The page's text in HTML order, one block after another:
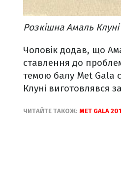
Розкішна Амаль
Чоловік додав, що
ставлення до
темою балу Met Gala
Клуні виготовлявся
ЧИТАЙТЕ ТАКОЖ: MET GALA